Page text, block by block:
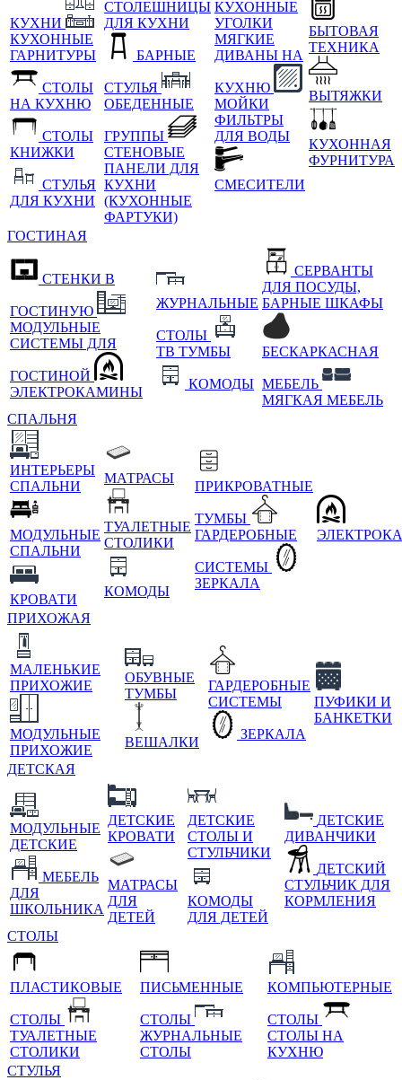
КУХНИ
КУХОННЫЕ
ГАРНИТУРЫ
СТОЛЫ
НА КУХНЮ
СТОЛЫ
КНИЖКИ
СТУЛЬЯ
ДЛЯ КУХНИ
СТОЛЕШНИЦЫ
ДЛЯ КУХНИ
БАРНЫЕ
СТУЛЬЯ
ОБЕДЕННЫЕ
ГРУППЫ
СТЕНОВЫЕ
ПАНЕЛИ ДЛЯ
КУХНИ
(КУХОННЫЕ
ФАРТУКИ)
КУХОННЫЕ
УГОЛКИ
МЯГКИЕ
ДИВАНЫ НА
КУХНЮ
МОЙКИ
ФИЛЬТРЫ
ДЛЯ ВОДЫ
СМЕСИТЕЛИ
БЫТОВАЯ
ТЕХНИКА
ВЫТЯЖКИ
КУХОННАЯ
ФУРНИТУРА
ГОСТИНАЯ
СТЕНКИ В
ГОСТИНУЮ
МОДУЛЬНЫЕ
СИСТЕМЫ ДЛЯ
ГОСТИНОЙ
ЭЛЕКТРОКАМИНЫ
ЖУРНАЛЬНЫЕ
СТОЛЫ
ТВ ТУМБЫ
КОМОДЫ
СЕРВАНТЫ
ДЛЯ ПОСУДЫ,
БАРНЫЕ ШКАФЫ
БЕСКАРКАСНАЯ
МЕБЕЛЬ
МЯГКАЯ МЕБЕЛЬ
СПАЛЬНЯ
ИНТЕРЬЕРЫ
СПАЛЬНИ
МОДУЛЬНЫЕ
СПАЛЬНИ
КРОВАТИ
МАТРАСЫ
ТУАЛЕТНЫЕ
СТОЛИКИ
КОМОДЫ
ПРИКРОВАТНЫЕ
ТУМБЫ
ГАРДЕРОБНЫЕ
СИСТЕМЫ
ЗЕРКАЛА
ПРИХОЖАЯ
МАЛЕНЬКИЕ
ПРИХОЖИЕ
МОДУЛЬНЫЕ
ПРИХОЖИЕ
ОБУВНЫЕ
ТУМБЫ
ВЕШАЛКИ
ГАРДЕРОБНЫЕ
СИСТЕМЫ
ЗЕРКАЛА
ПУФИКИ И
БАНКЕТКИ
ДЕТСКАЯ
МОДУЛЬНЫЕ
ДЕТСКИЕ
МЕБЕЛЬ
ДЛЯ
ШКОЛЬНИКА
ДЕТСКИЕ
КРОВАТИ
МАТРАСЫ
ДЛЯ
ДЕТЕЙ
ДЕТСКИЕ
СТОЛЫ И
СТУЛЬЧИКИ
КОМОДЫ
ДЛЯ ДЕТЕЙ
ДЕТСКИЕ
ДИВАНЧИКИ
ДЕТСКИЙ
СТУЛЬЧИК ДЛЯ
КОРМЛЕНИЯ
СТОЛЫ
ПЛАСТИКОВЫЕ
СТОЛЫ
ТУАЛЕТНЫЕ
СТОЛИКИ
ПИСЬМЕННЫЕ
СТОЛЫ
ЖУРНАЛЬНЫЕ
СТОЛЫ
КОМПЬЮТЕРНЫЕ
СТОЛЫ
СТОЛЫ НА
КУХНЮ
СТУЛЬЯ